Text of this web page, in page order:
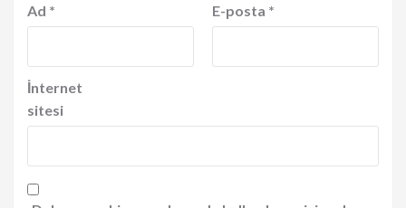
Ad * E-posta *
İnternet
sitesi